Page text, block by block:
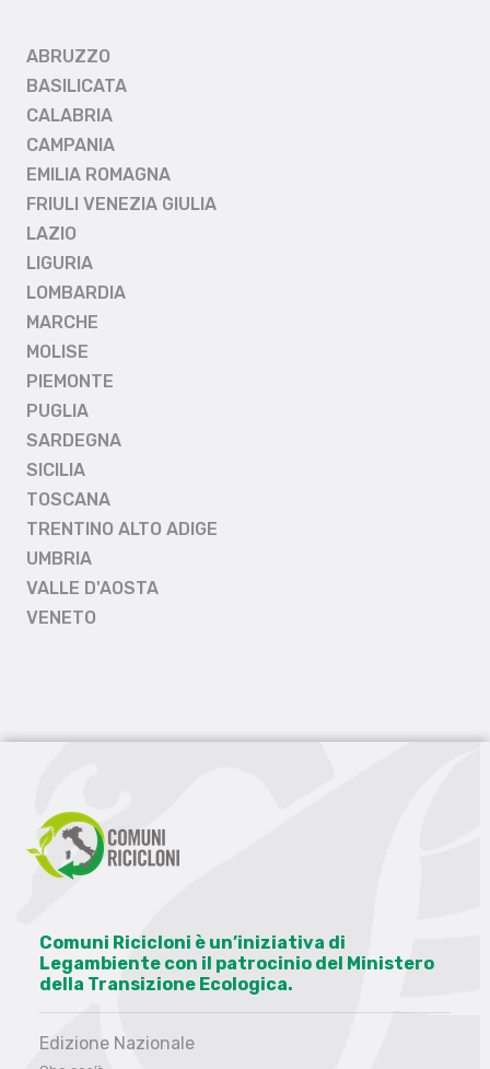
ABRUZZO
BASILICATA
CALABRIA
CAMPANIA
EMILIA ROMAGNA
FRIULI VENEZIA GIULIA
LAZIO
LIGURIA
LOMBARDIA
MARCHE
MOLISE
PIEMONTE
PUGLIA
SARDEGNA
SICILIA
TOSCANA
TRENTINO ALTO ADIGE
UMBRIA
VALLE D'AOSTA
VENETO
Comuni Ricicloni è un’iniziativa di
Legambiente con il patrocinio del Ministero
della Transizione Ecologica.
Edizione Nazionale